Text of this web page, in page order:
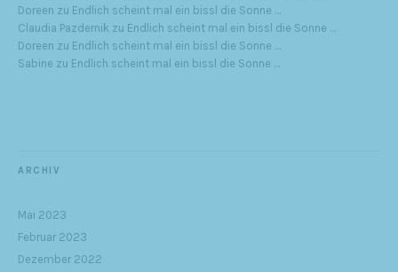
Doreen zu Endlich scheint mal ein bissl die Sonne …
Claudia Pazdernik zu Endlich scheint mal ein bissl die Sonne …
Doreen zu Endlich scheint mal ein bissl die Sonne …
Sabine zu Endlich scheint mal ein bissl die Sonne …
ARCHIV
Mai 2023
Februar 2023
Dezember 2022